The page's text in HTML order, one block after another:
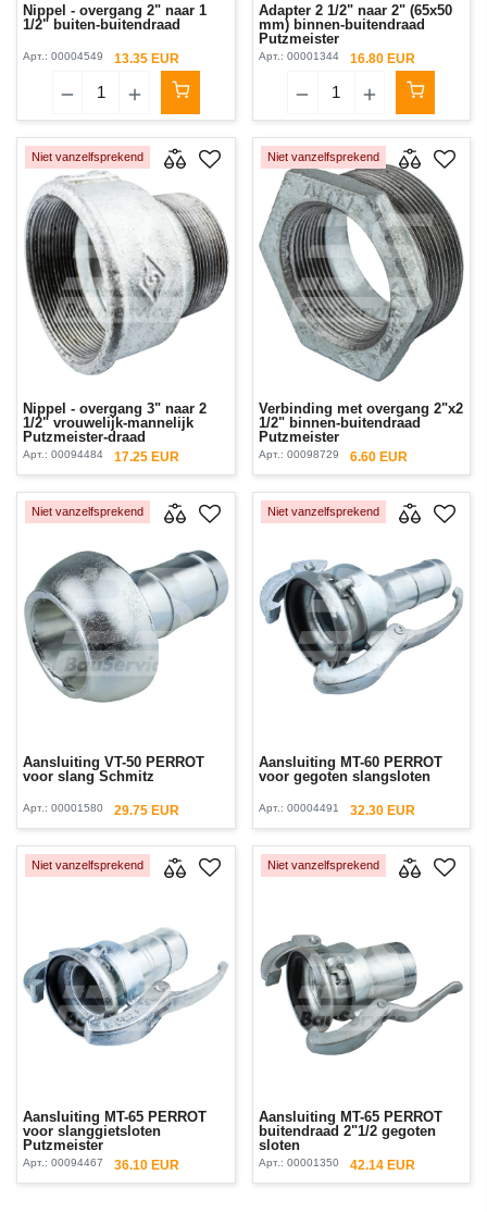
Nippel - overgang 2" naar 1
1/2" buiten-buitendraad
Арт.: 00004549 13.35 EUR
Adapter 2 1/2" naar 2" (65x50
mm) binnen-buitendraad
Putzmeister
Арт.: 00001344 16.80 EUR
Niet vanzelfsprekend
Nippel - overgang 3" naar 2
1/2" vrouwelijk-mannelijk
Putzmeister-draad
Арт.: 00094484 17.25 EUR
Niet vanzelfsprekend
Verbinding met overgang 2"x2
1/2" binnen-buitendraad
Putzmeister
Арт.: 00098729 6.60 EUR
Niet vanzelfsprekend
Aansluiting VT-50 PERROT
voor slang Schmitz
Арт.: 00001580 29.75 EUR
Niet vanzelfsprekend
Aansluiting MT-60 PERROT
voor gegoten slangsloten
Арт.: 00004491 32.30 EUR
Niet vanzelfsprekend
Aansluiting MT-65 PERROT
voor slanggietsloten
Putzmeister
Арт.: 00094467 36.10 EUR
Niet vanzelfsprekend
Aansluiting MT-65 PERROT
buitendraad 2"1/2 gegoten
sloten
Арт.: 00001350 42.14 EUR